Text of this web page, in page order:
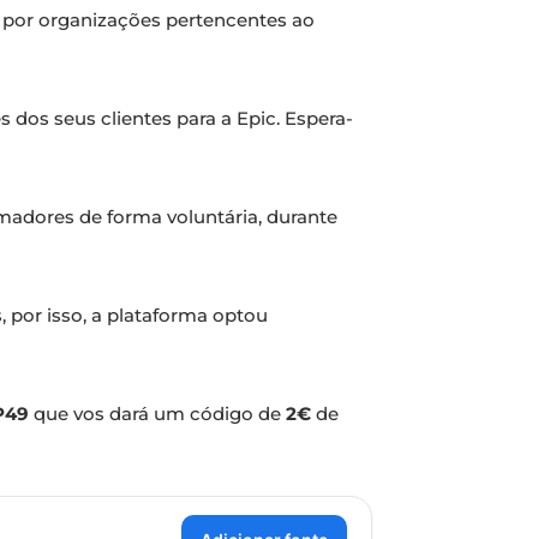
por organizações pertencentes ao
seus clientes para a Epic. Espera-
de forma voluntária, durante
por isso, a plataforma optou
que vos dará um código de 2€ de